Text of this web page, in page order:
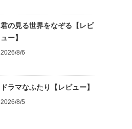
君の見る世界をなぞる【レビ
ュー】
2026/8/6
ドラマなふたり【レビュー】
2026/8/5